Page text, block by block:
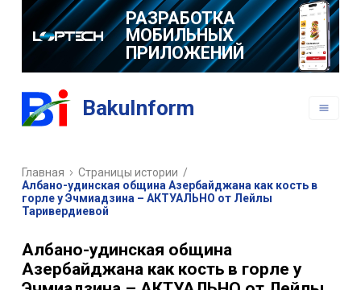
РАЗРАБОТКА
МОБИЛЬНЫХ
ПРИЛОЖЕНИЙ
BakuInform
Главная Страницы истории /
Албано-удинская община Азербайджана как кость в
горле у Эчмиадзина – АКТУАЛЬНО от Лейлы
Таривердиевой
Албано-удинская община
Азербайджана как кость в горле у